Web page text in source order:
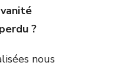
?
nous